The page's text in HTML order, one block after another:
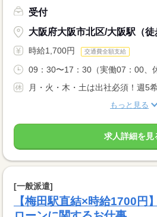
受付
大阪府大阪市北区/大阪駅（徒
時給1,700円 交通費全額支給
09：30〜17：30（実働07：00、
月・火・木・土は出社必須！週5
もっと見る
求人詳細を見
[一般派遣]
【梅田駅直結×時給1700円